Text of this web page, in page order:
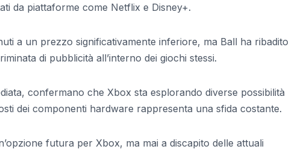
da piattaforme come Netflix e Disney+.
a un prezzo significativamente inferiore, ma Ball ha ribadito
di pubblicità all’interno dei giochi stessi.
confermano che Xbox sta esplorando diverse possibilità
dei componenti hardware rappresenta una sfida costante.
futura per Xbox, ma mai a discapito delle attuali